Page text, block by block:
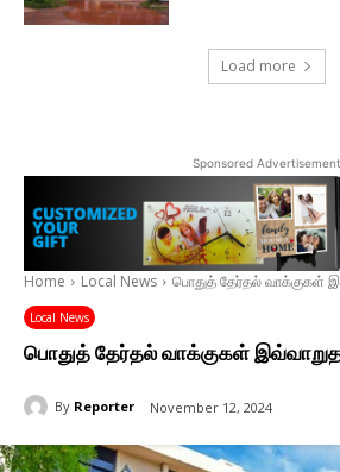
Load more